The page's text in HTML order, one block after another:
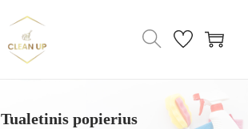
Tualetinis popierius